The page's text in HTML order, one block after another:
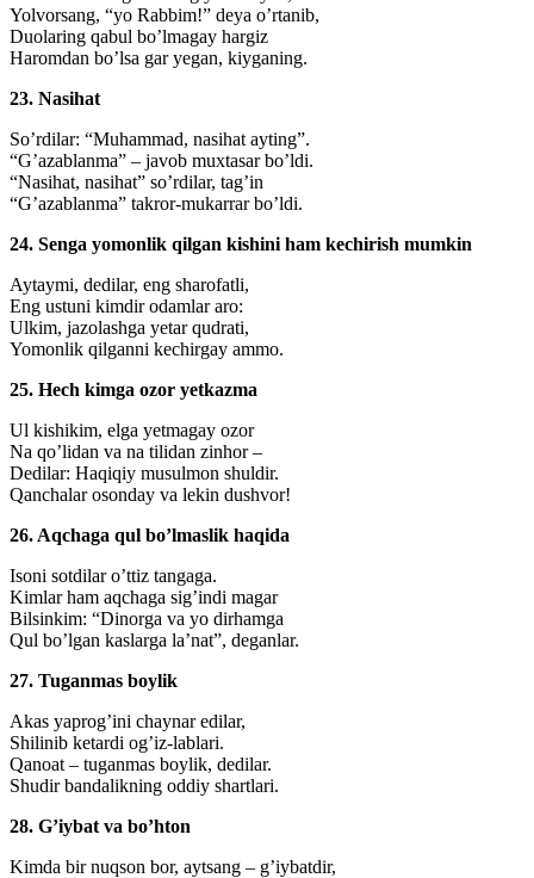
Yolvorsang, “yo Rabbim!” deya o’rtanib,
Duolaring qabul bo’lmagay hargiz
Haromdan bo’lsa gar yegan, kiyganing.
23. Nasihat
So’rdilar: “Muhammad, nasihat ayting”.
“G’azablanma” – javob muxtasar bo’ldi.
“Nasihat, nasihat” so’rdilar, tag’in
“G’azablanma” takror-mukarrar bo’ldi.
24. Senga yomonlik qilgan kishini ham kechirish mumkin
Aytaymi, dedilar, eng sharofatli,
Eng ustuni kimdir odamlar aro:
Ulkim, jazolashga yetar qudrati,
Yomonlik qilganni kechirgay ammo.
25. Hech kimga ozor yetkazma
Ul kishikim, elga yetmagay ozor
Na qo’lidan va na tilidan zinhor –
Dedilar: Haqiqiy musulmon shuldir.
Qanchalar osonday va lekin dushvor!
26. Aqchaga qul bo’lmaslik haqida
Isoni sotdilar o’ttiz tangaga.
Kimlar ham aqchaga sig’indi magar
Bilsinkim: “Dinorga va yo dirhamga
Qul bo’lgan kaslarga la’nat”, deganlar.
27. Tuganmas boylik
Akas yaprog’ini chaynar edilar,
Shilinib ketardi og’iz-lablari.
Qanoat – tuganmas boylik, dedilar.
Shudir bandalikning oddiy shartlari.
28. G’iybat va bo’hton
Kimda bir nuqson bor, aytsang – g’iybatdir,